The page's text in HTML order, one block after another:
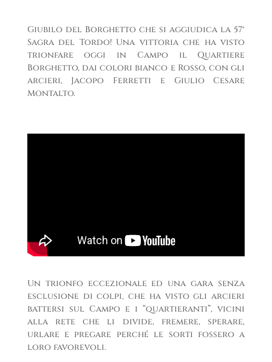
Giubilo del Borghetto che si aggiudica la 57°
Sagra del Tordo! Una vittoria che ha visto
trionfare oggi in Campo il Quartiere
Borghetto, dai colori bianco e Rosso, con gli
arcieri, Jacopo Ferretti e Giulio Cesare
Montalto.
Un trionfo eccezionale ed una gara senza
esclusione di colpi, che ha visto gli arcieri
battersi sul Campo e i “quartieranti”, vicini
alla rete che li divide, fremere, sperare,
urlare e pregare perché le sorti fossero a
loro favorevoli.